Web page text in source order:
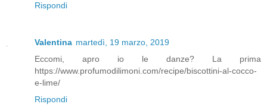
Rispondi
Valentina martedì, 19 marzo, 2019
Eccomi, apro io le danze? La prima
https://www.profumodilimoni.com/recipe/biscottini-al-cocco-
e-lime/
Rispondi